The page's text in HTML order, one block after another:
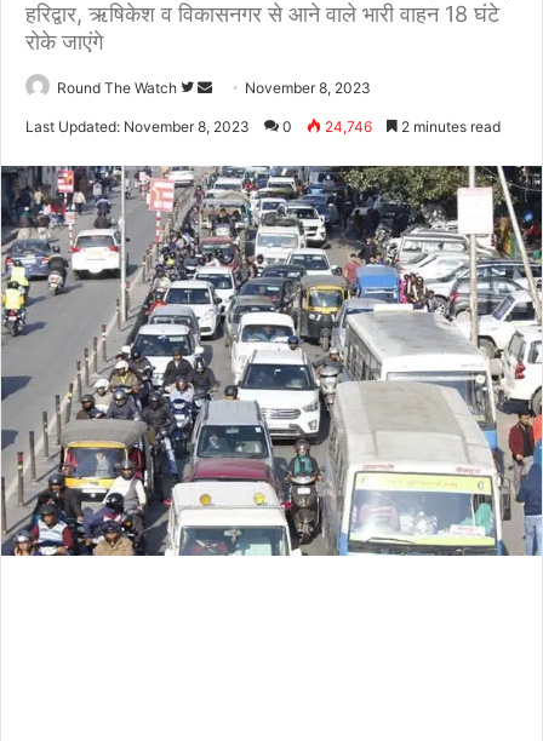
हरिद्वार, ऋषिकेश व विकासनगर से आने वाले भारी वाहन 18 घंटे
रोके जाएंगे
Round The Watch
Follow
Send November 8, 2023
Last Updated: November 8, 2023 0 24,746 2 minutes read